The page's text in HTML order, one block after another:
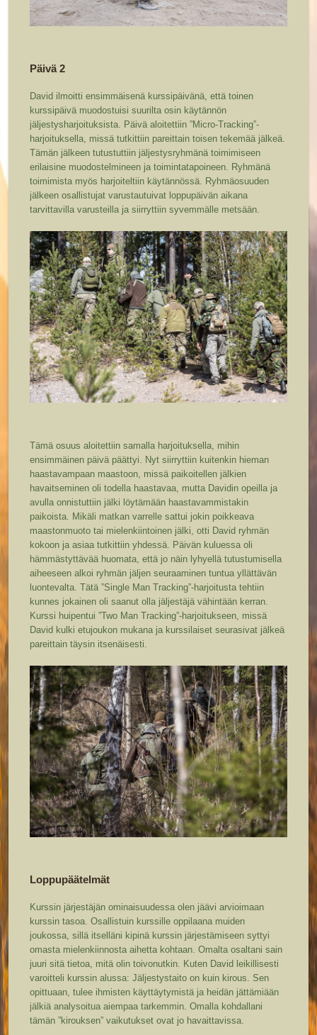
Päivä 2
David ilmoitti ensimmäisenä kurssipäivänä, että toinen
kurssipäivä muodostuisi suurilta osin käytännön
jäljestysharjoituksista. Päivä aloitettiin ”Micro-Tracking”-
harjoituksella, missä tutkittiin pareittain toisen tekemää jälkeä.
Tämän jälkeen tutustuttiin jäljestysryhmänä toimimiseen
erilaisine muodostelmineen ja toimintatapoineen. Ryhmänä
toimimista myös harjoiteltiin käytännössä. Ryhmäosuuden
jälkeen osallistujat varustautuivat loppupäivän aikana
tarvittavilla varusteilla ja siirryttiin syvemmälle metsään.
Tämä osuus aloitettiin samalla harjoituksella, mihin
ensimmäinen päivä päättyi. Nyt siirryttiin kuitenkin hieman
haastavampaan maastoon, missä paikoitellen jälkien
havaitseminen oli todella haastavaa, mutta Davidin opeilla ja
avulla onnistuttiin jälki löytämään haastavammistakin
paikoista. Mikäli matkan varrelle sattui jokin poikkeava
maastonmuoto tai mielenkiintoinen jälki, otti David ryhmän
kokoon ja asiaa tutkittiin yhdessä. Päivän kuluessa oli
hämmästyttävää huomata, että jo näin lyhyellä tutustumisella
aiheeseen alkoi ryhmän jäljen seuraaminen tuntua yllättävän
luontevalta. Tätä ”Single Man Tracking”-harjoitusta tehtiin
kunnes jokainen oli saanut olla jäljestäjä vähintään kerran.
Kurssi huipentui ”Two Man Tracking”-harjoitukseen, missä
David kulki etujoukon mukana ja kurssilaiset seurasivat jälkeä
pareittain täysin itsenäisesti.
Loppupäätelmät
Kurssin järjestäjän ominaisuudessa olen jäävi arvioimaan
kurssin tasoa. Osallistuin kurssille oppilaana muiden
joukossa, sillä itselläni kipinä kurssin järjestämiseen syttyi
omasta mielenkiinnosta aihetta kohtaan. Omalta osaltani sain
juuri sitä tietoa, mitä olin toivonutkin. Kuten David leikillisesti
varoitteli kurssin alussa: Jäljestystaito on kuin kirous. Sen
opittuaan, tulee ihmisten käyttäytymistä ja heidän jättämiään
jälkiä analysoitua aiempaa tarkemmin. Omalla kohdallani
tämän ”kirouksen” vaikutukset ovat jo havaittavissa.